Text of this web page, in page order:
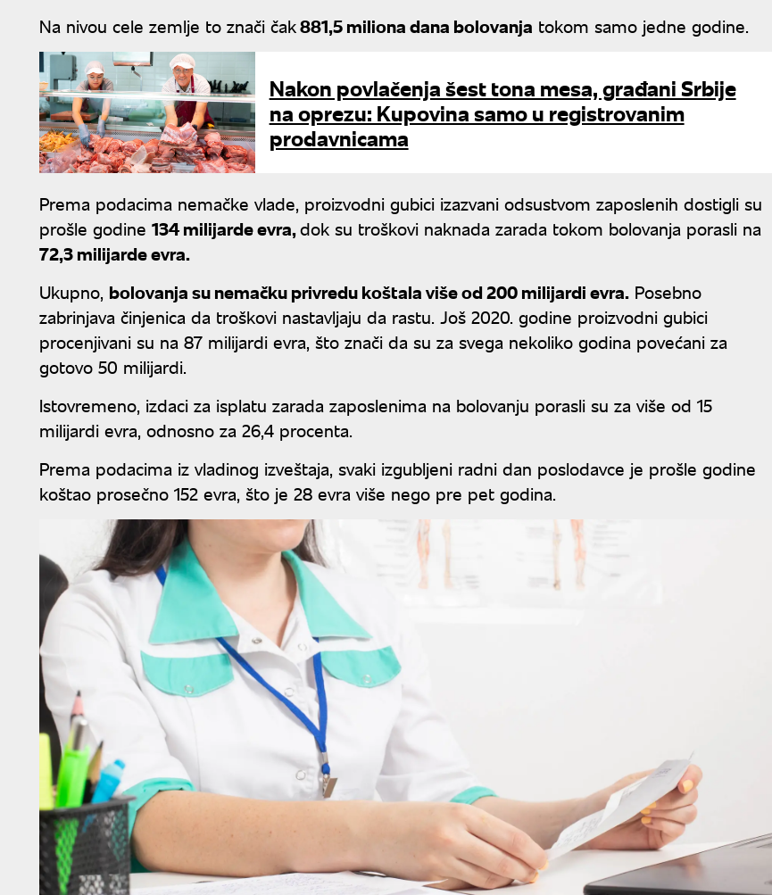
Na nivou cele zemlje to znači čak881,5 miliona dana bolovanja tokom samo jedne godine.
Nakon povlačenja šest tona mesa, građani Srbije
na oprezu: Kupovina samo u registrovanim
prodavnicama
Prema podacima nemačke vlade, proizvodni gubici izazvani odsustvom zaposlenih dostigli su
prošle godine 134 milijarde evra,dok su troškovi naknada zarada tokom bolovanja porasli na
72,3 milijarde evra.
Ukupno, bolovanja su nemačku privredu koštala više od 200 milijardi evra. Posebno
zabrinjava činjenica da troškovi nastavljaju da rastu. Još 2020. godine proizvodni gubici
procenjivani su na 87 milijardi evra, što znači da su za svega nekoliko godina povećani za
gotovo 50 milijardi.
Istovremeno, izdaci za isplatu zarada zaposlenima na bolovanju porasli su za više od 15
milijardi evra, odnosno za 26,4 procenta.
Prema podacima iz vladinog izveštaja, svaki izgubljeni radni dan poslodavce je prošle godine
koštao prosečno 152 evra, što je 28 evra više nego pre pet godina.